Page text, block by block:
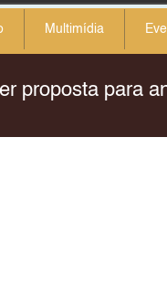
Multimídia
proposta para